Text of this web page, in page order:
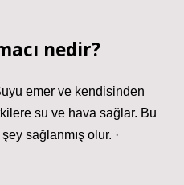
nedir?
emer ve kendisinden
su ve hava sağlar. Bu
sağlanmış olur. ·